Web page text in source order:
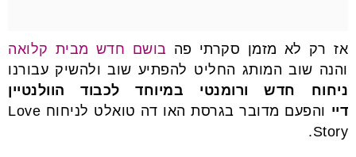
b
o
o
st
A
p
p
אז רק לא מזמן סקרתי פה בושם חדש מבית קלואה
והנה שוב המותג החליט להפתיע שוב ולהשיק עבורנו
ניחוח חדש ורומנטי במיוחד לכבוד הוולנטיין
דיי
והפעם מדובר בגרסת האו דה טואלט לניחוח Love
Story.